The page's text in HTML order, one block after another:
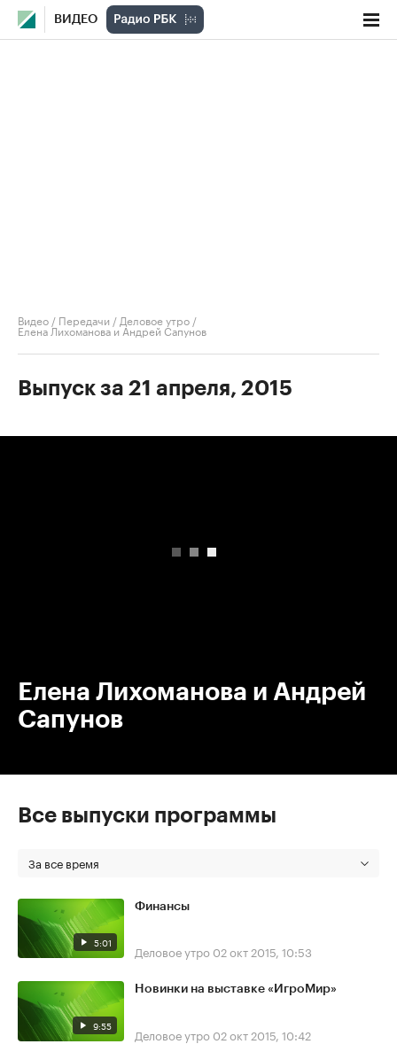
ВИДЕО
Видео / Передачи / Деловое утро /
Елена Лихоманова и Андрей Сапунов
Выпуск за 21 апреля, 2015
Елена Лихоманова и Андрей
Сапунов
Все выпуски программы
За все время
5:01
Финансы
Деловое утро 02 окт 2015, 10:53
9:55
Новинки на выставке «ИгроМир»
Деловое утро 02 окт 2015, 10:42